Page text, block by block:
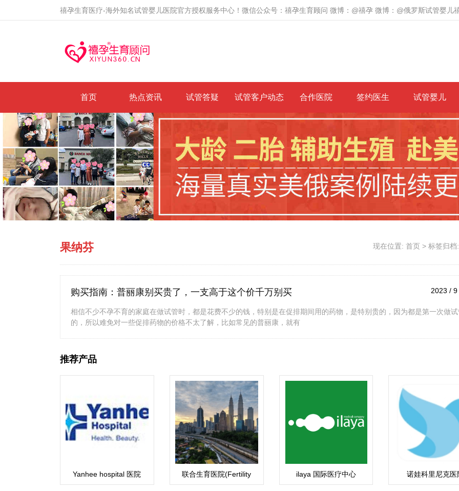
禧孕生育医疗-海外知名试管婴儿医院官方授权服务中心！微信公众号：禧孕生育顾问 微博：@禧孕 微博：@俄罗斯试管婴儿
首页 热点资讯 试管答疑 试管客户动态 合作医院 签约医生 试管婴儿
果纳芬 现在位置: 首页 > 标签归档
购买指南：普丽康别买贵了，一支高于这个价千万别买 2023 /
相信不少不孕不育的家庭在做试管时，都是花费不少的钱，特别是在促排期间用的药物，是特别贵的，因为都是第一次做
的，所以难免对一些促排药物的价格不太了解，比如常见的普丽康，就有
推荐产品
Yanhee hospital 医院
联合生育医院(Fertility
Associates)
ilaya 国际医疗中心 诺娃科里尼克医